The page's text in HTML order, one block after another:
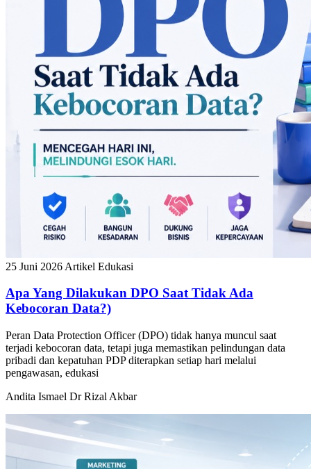
25 Juni 2026 Artikel Edukasi
Apa Yang Dilakukan DPO Saat Tidak Ada
Kebocoran Data?)
Peran Data Protection Officer (DPO) tidak hanya muncul saat
terjadi kebocoran data, tetapi juga memastikan pelindungan data
pribadi dan kepatuhan PDP diterapkan setiap hari melalui
pengawasan, edukasi
Andita Ismael Dr Rizal Akbar